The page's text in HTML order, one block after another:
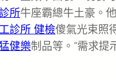
所牛座霸總牛土豪。
診所 健檢傻氣光束照
健樂制品等。”需求提